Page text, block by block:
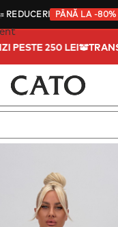
REDUCERI PÂNĂ LA -80%
PESTE 250 LEI